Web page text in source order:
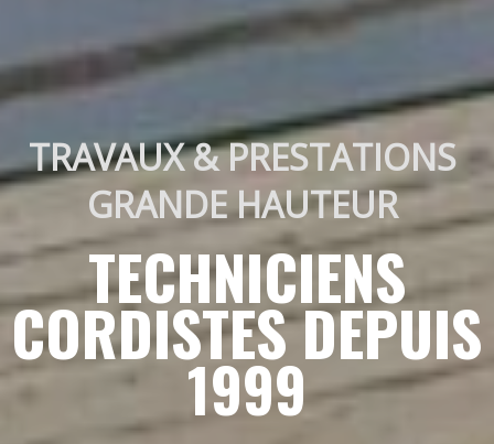
TRAVAUX & PRESTATIONS
GRANDE HAUTEUR
TECHNICIENS
CORDISTES DEPUIS
1999